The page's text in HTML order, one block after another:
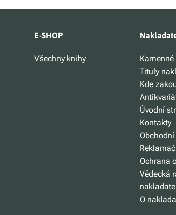
E-SHOP
Všechny knihy
Tituly
Kde
Úvodní
Kontakty
Ochrana
Vědecká
O